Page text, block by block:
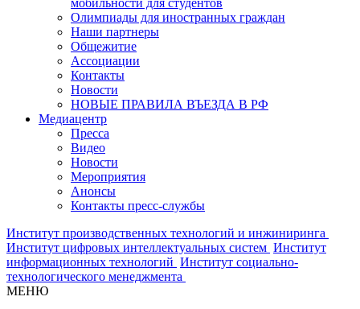
мобильности для студентов
Олимпиады для иностранных граждан
Наши партнеры
Общежитие
Ассоциации
Контакты
Новости
НОВЫЕ ПРАВИЛА ВЪЕЗДА В РФ
Медиацентр
Пресса
Видео
Новости
Мероприятия
Анонсы
Контакты пресс-службы
Институт производственных технологий и инжиниринга
Институт цифровых интеллектуальных систем Институт
информационных технологий Институт социально-
технологического менеджмента
МЕНЮ